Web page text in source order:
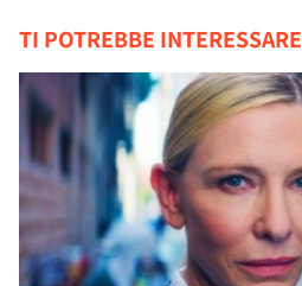
TI POTREBBE INTERESSARE